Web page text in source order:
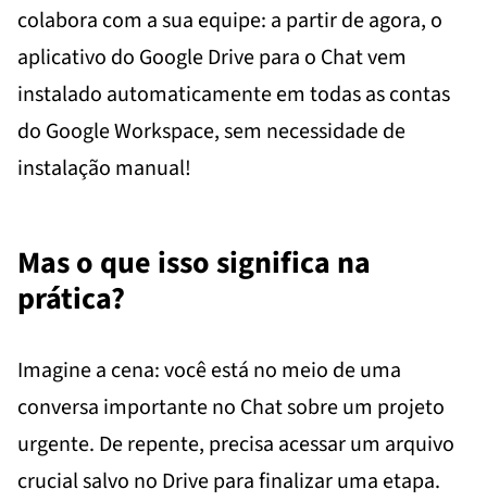
colabora com a sua equipe: a partir de agora, o
aplicativo do Google Drive para o Chat vem
instalado automaticamente em todas as contas
do Google Workspace, sem necessidade de
instalação manual!
Mas o que isso significa na
prática?
Imagine a cena: você está no meio de uma
conversa importante no Chat sobre um projeto
urgente. De repente, precisa acessar um arquivo
crucial salvo no Drive para finalizar uma etapa.